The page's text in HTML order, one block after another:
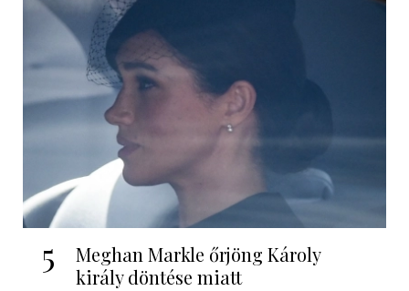
5
Meghan Markle őrjöng Károly
király döntése miatt